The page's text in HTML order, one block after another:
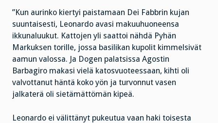
”Kun aurinko kiertyi paistamaan Dei Fabbrin kujan
suuntaisesti, Leonardo avasi makuuhuoneensa
ikkunaluukut. Kattojen yli saattoi nähdä Pyhän
Markuksen torille, jossa basilikan kupolit kimmelsivät
aamun valossa. Ja Dogen palatsissa Agostin
Barbagiro makasi vielä katosvuoteessaan, kihti oli
valvottanut häntä koko yön ja turvonnut vasen
jalkaterä oli sietämättömän kipeä.
Leonardo ei välittänyt pukeutua vaan haki toisesta